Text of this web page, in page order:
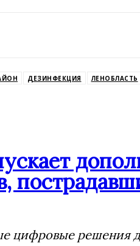
ДЕЗИНФЕКЦИЯ ЛЕНОБЛАСТЬ
цифровые решения